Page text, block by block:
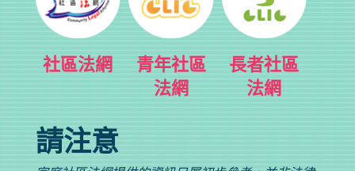
社區法網
青年社區
法網
長者社區
法網
請注意